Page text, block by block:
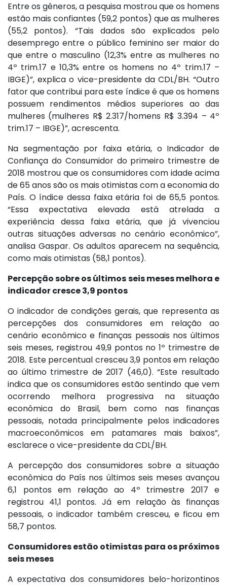
Entre os gêneros, a pesquisa mostrou que os homens
estão mais confiantes (59,2 pontos) que as mulheres
(55,2 pontos). “Tais dados são explicados pelo
desemprego entre o público feminino ser maior do
que entre o masculino (12,3% entre as mulheres no
4º trim.17 e 10,3% entre os homens no 4º trim.17 –
IBGE)”, explica o vice-presidente da CDL/BH. “Outro
fator que contribui para este índice é que os homens
possuem rendimentos médios superiores ao das
mulheres (mulheres R$ 2.317/homens R$ 3.394 – 4º
trim.17 – IBGE)”, acrescenta.
Na segmentação por faixa etária, o Indicador de
Confiança do Consumidor do primeiro trimestre de
2018 mostrou que os consumidores com idade acima
de 65 anos são os mais otimistas com a economia do
País. O índice dessa faixa etária foi de 65,5 pontos.
“Essa expectativa elevada está atrelada a
experiência dessa faixa etária, que já vivenciou
outras situações adversas no cenário econômico”,
analisa Gaspar. Os adultos aparecem na sequência,
como mais otimistas (58,1 pontos).
Percepção sobre os últimos seis meses melhora e
indicador cresce 3,9 pontos
O indicador de condições gerais, que representa as
percepções dos consumidores em relação ao
cenário econômico e finanças pessoais nos últimos
seis meses, registrou 49,9 pontos no 1º trimestre de
2018. Este percentual cresceu 3,9 pontos em relação
ao último trimestre de 2017 (46,0). “Este resultado
indica que os consumidores estão sentindo que vem
ocorrendo melhora progressiva na situação
econômica do Brasil, bem como nas finanças
pessoais, notada principalmente pelos indicadores
macroeconômicos em patamares mais baixos”,
esclarece o vice-presidente da CDL/BH.
A percepção dos consumidores sobre a situação
econômica do País nos últimos seis meses avançou
6,1 pontos em relação ao 4º trimestre 2017 e
registrou 41,1 pontos. Já em relação às finanças
pessoais, o indicador também cresceu, e ficou em
58,7 pontos.
Consumidores estão otimistas para os próximos
seis meses
A expectativa dos consumidores belo-horizontinos